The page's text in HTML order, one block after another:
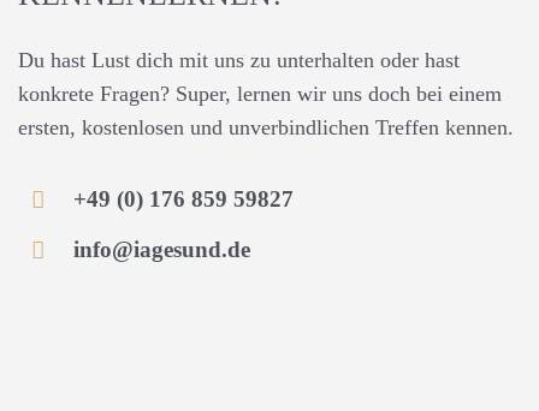
Du hast Lust dich mit uns zu unterhalten oder hast
konkrete Fragen? Super, lernen wir uns doch bei einem
ersten, kostenlosen und unverbindlichen Treffen kennen.
+49 (0) 176 859 59827
info@iagesund.de